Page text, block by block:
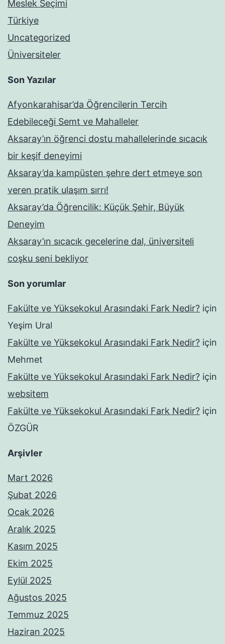
Meslek Seçimi
Türkiye
Uncategorized
Üniversiteler
Son Yazılar
Afyonkarahisar’da Öğrencilerin Tercih
Edebileceği Semt ve Mahalleler
Aksaray’ın öğrenci dostu mahallelerinde sıcacık
bir keşif deneyimi
Aksaray’da kampüsten şehre dert etmeye son
veren pratik ulaşım sırrı!
Aksaray’da Öğrencilik: Küçük Şehir, Büyük
Deneyim
Aksaray’ın sıcacık gecelerine dal, üniversiteli
coşku seni bekliyor
Son yorumlar
Fakülte ve Yüksekokul Arasındaki Fark Nedir? için
Yeşim Ural
Fakülte ve Yüksekokul Arasındaki Fark Nedir? için
Mehmet
Fakülte ve Yüksekokul Arasındaki Fark Nedir? için
websitem
Fakülte ve Yüksekokul Arasındaki Fark Nedir? için
ÖZGÜR
Arşivler
Mart 2026
Şubat 2026
Ocak 2026
Aralık 2025
Kasım 2025
Ekim 2025
Eylül 2025
Ağustos 2025
Temmuz 2025
Haziran 2025